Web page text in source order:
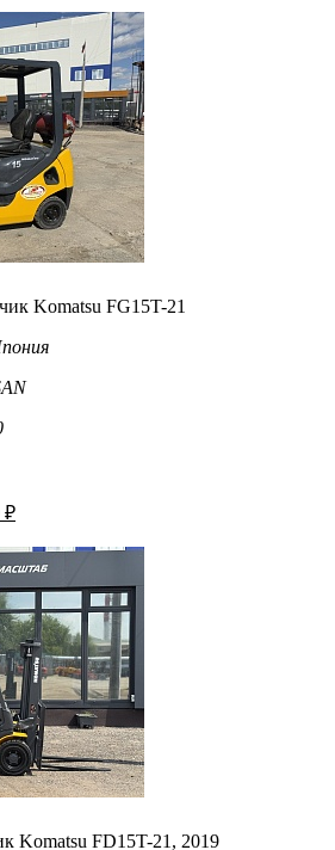
Komatsu FG15T-21
₽
Komatsu FD15T-21, 2019